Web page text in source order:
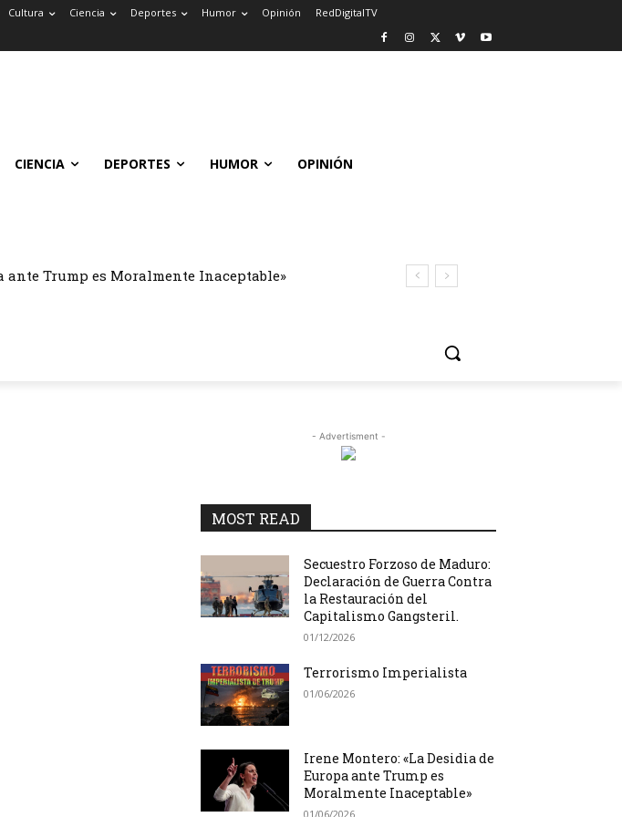
Cultura Ciencia Deportes Humor Opinión RedDigitalTV
CIENCIA DEPORTES HUMOR OPINIÓN
ante Trump es Moralmente Inaceptable»
- Advertisment -
MOST READ
Secuestro Forzoso de Maduro:
Declaración de Guerra Contra
la Restauración del
Capitalismo Gangsteril.
01/12/2026
Terrorismo Imperialista
01/06/2026
Irene Montero: «La Desidia de
Europa ante Trump es
Moralmente Inaceptable»
01/06/2026